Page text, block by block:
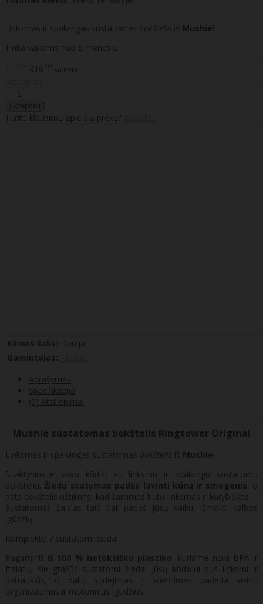
Linksmas ir spalvingas sustatomas bokštelis iš Mushie!
Tinka vaikams nuo 6 mėnesių.
€16 70 su PVM
Turite klausimų apie šią prekę?
Kilmės šalis: Danija
Gamintojas:
Aprašymas
Specifikacija
(0) Atsiliepimai
Mushie sustatomas bokštelis Ringtower Original
Linksmas ir spalvingas sustatomas bokštelis iš Mushie!
Suaktyvinkite savo kūdikį su linksmu ir spalvingu sustatomu
bokšteliu. Žiedų statymas padės lavinti kūną ir smegenis, o
pats bokštelis užtikrins, kad žaidimas būtų linksmas ir kūrybiškas.
Sustatomas žaislas taip pat padės Jūsų vaikui išmokti kalbos
įgūdžių.
Komplekte 7 sustatomi žiedai.
Pagaminti iš 100 % netoksiško plastiko, kuriame nėra BPA ir
ftalatų, šie gražūs sustatomi žiedai Jūsų kūdikiui bus linksmi ir
patrauklūs, o dalių sudėjimas ir suėmimas padeda lavinti
organizacinius ir motorinius įgūdžius.